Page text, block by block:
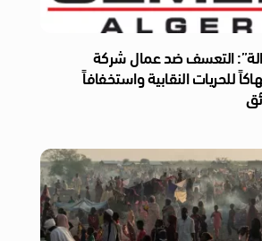
التعسف ضد عمال شركة
للحريات النقابية واستخفافاً